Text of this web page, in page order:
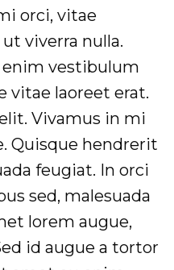
orci, vitae
viverra nulla.
enim vestibulum
vitae laoreet erat.
Vivamus in mi
Quisque hendrerit
feugiat. In orci
sed, malesuada
lorem augue,
id augue a tortor